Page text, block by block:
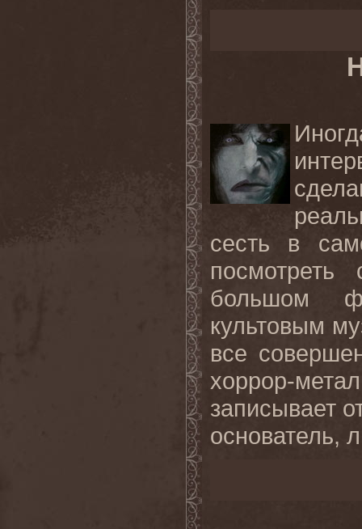
сесть в
большом
культовым
все
хоррор-
записывает
основатель,